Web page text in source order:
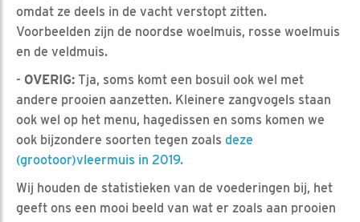
omdat ze deels in de vacht verstopt zitten.
Voorbeelden zijn de noordse woelmuis, rosse woelmuis
en de veldmuis.
- OVERIG: Tja, soms komt een bosuil ook wel met
andere prooien aanzetten. Kleinere zangvogels staan
ook wel op het menu, hagedissen en soms komen we
ook bijzondere soorten tegen zoals deze
(grootoor)vleermuis in 2019.
Wij houden de statistieken van de voederingen bij, het
geeft ons een mooi beeld van wat er zoals aan prooien